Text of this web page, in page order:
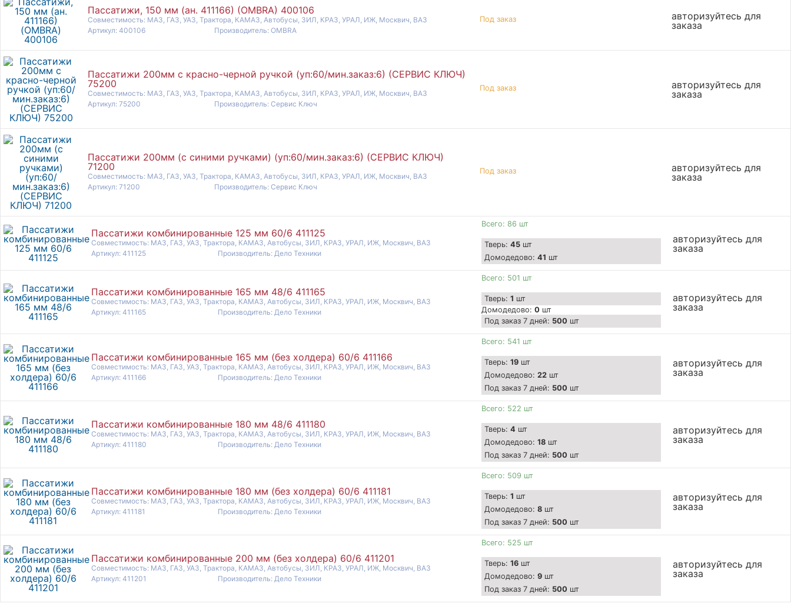
Пассатижи, 150 мм (ан. 411166) (OMBRA) 400106
Совместимость: МАЗ, ГАЗ, УАЗ, Трактора, КАМАЗ, Автобусы, ЗИЛ, КРАЗ, УРАЛ, ИЖ, Москвич, ВАЗ
Артикул: 400106
Производитель: OMBRA
Под заказ
авторизуйтесь для
заказа
Пассатижи 200мм с красно-черной ручкой (уп:60/мин.заказ:6) (СЕРВИС КЛЮЧ)
75200
Совместимость: МАЗ, ГАЗ, УАЗ, Трактора, КАМАЗ, Автобусы, ЗИЛ, КРАЗ, УРАЛ, ИЖ, Москвич, ВАЗ
Артикул: 75200
Производитель: Сервис Ключ
Под заказ
авторизуйтесь для
заказа
Пассатижи 200мм (с синими ручками) (уп:60/мин.заказ:6) (СЕРВИС КЛЮЧ)
71200
Совместимость: МАЗ, ГАЗ, УАЗ, Трактора, КАМАЗ, Автобусы, ЗИЛ, КРАЗ, УРАЛ, ИЖ, Москвич, ВАЗ
Артикул: 71200
Производитель: Сервис Ключ
Под заказ
авторизуйтесь для
заказа
Пассатижи комбинированные 125 мм 60/6 411125
Совместимость: МАЗ, ГАЗ, УАЗ, Трактора, КАМАЗ, Автобусы, ЗИЛ, КРАЗ, УРАЛ, ИЖ, Москвич, ВАЗ
Артикул: 411125
Производитель: Дело Техники
Всего: 86 шт
Тверь: 45шт
Домодедово: 41 шт
авторизуйтесь для
заказа
Пассатижи комбинированные 165 мм 48/6 411165
Совместимость: МАЗ, ГАЗ, УАЗ, Трактора, КАМАЗ, Автобусы, ЗИЛ, КРАЗ, УРАЛ, ИЖ, Москвич, ВАЗ
Артикул: 411165
Производитель: Дело Техники
Всего: 501 шт
Тверь: 1 шт
Домодедово: 0шт
Под заказ 7 дней: 500 шт
авторизуйтесь для
заказа
Пассатижи комбинированные 165 мм (без холдера) 60/6 411166
Совместимость: МАЗ, ГАЗ, УАЗ, Трактора, КАМАЗ, Автобусы, ЗИЛ, КРАЗ, УРАЛ, ИЖ, Москвич, ВАЗ
Артикул: 411166
Производитель: Дело Техники
Всего: 541 шт
Тверь: 19шт
Домодедово: 22шт
Под заказ 7 дней: 500 шт
авторизуйтесь для
заказа
Пассатижи комбинированные 180 мм 48/6 411180
Совместимость: МАЗ, ГАЗ, УАЗ, Трактора, КАМАЗ, Автобусы, ЗИЛ, КРАЗ, УРАЛ, ИЖ, Москвич, ВАЗ
Артикул: 411180
Производитель: Дело Техники
Всего: 522 шт
Тверь: 4 шт
Домодедово: 18шт
Под заказ 7 дней: 500 шт
авторизуйтесь для
заказа
Пассатижи комбинированные 180 мм (без холдера) 60/6 411181
Совместимость: МАЗ, ГАЗ, УАЗ, Трактора, КАМАЗ, Автобусы, ЗИЛ, КРАЗ, УРАЛ, ИЖ, Москвич, ВАЗ
Артикул: 411181
Производитель: Дело Техники
Всего: 509 шт
Тверь: 1 шт
Домодедово: 8шт
Под заказ 7 дней: 500 шт
авторизуйтесь для
заказа
Пассатижи комбинированные 200 мм (без холдера) 60/6 411201
Совместимость: МАЗ, ГАЗ, УАЗ, Трактора, КАМАЗ, Автобусы, ЗИЛ, КРАЗ, УРАЛ, ИЖ, Москвич, ВАЗ
Артикул: 411201
Производитель: Дело Техники
Всего: 525 шт
Тверь: 16шт
Домодедово: 9шт
Под заказ 7 дней: 500 шт
авторизуйтесь для
заказа